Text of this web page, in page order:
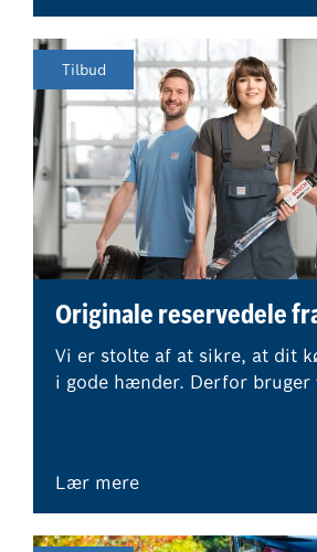
Tilbud
Originale reservedele
Vi er stolte af at sikre, at dit
i gode hænder. Derfor bruger
Lær mere